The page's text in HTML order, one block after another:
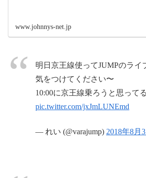
www.johnnys-net.jp
明日京王線使ってJUMPのライ
気をつけてください〜
10:00に京王線乗ろうと思って
pic.twitter.com/jxJmLUNEmd
— れい (@varajump) 2018年8月